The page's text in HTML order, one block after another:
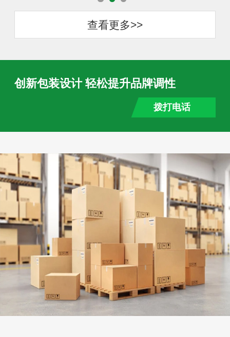
查看更多>>
创新包装设计 轻松提升品牌调性
拨打电话